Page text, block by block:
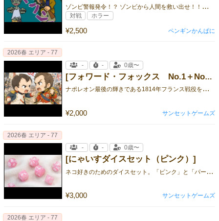
ゾ
ンビ警報発令！？ ゾンビから人間を救い出せ！！価値観の違いで盛り上がり、さらに戦略性も加わった新感覚パーティゲーム！！
¥2,500
対戦 ホラー
ペンギンかんぱに
[フォワード・フォックス No.1＋No.2セット]
ナ
ポレオン最後の輝きである1814年フランス戦役を、31枚の戦況図とエピソードで解説！
¥2,000
2026春 エリア - 77
-
- 0歳〜
サンセットゲームズ
[にゃいすダイスセット（ピンク）]
ネ
コ好きのためのダイスセット。「ピンク」と「パープル」の2色展開。 肉球やネコシルエット入りで振るたびにテンション上がります。
¥3,000
2026春 エリア - 77
-
- 0歳〜
サンセットゲームズ
2026春 エリア - 77